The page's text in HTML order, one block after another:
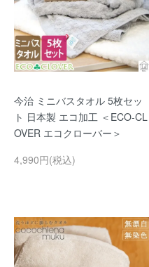
今治 ミニバスタオル 5枚セッ
ト 日本製 エコ加工 ＜ECO-CL
OVER エコクローバー＞
4,990円(税込)